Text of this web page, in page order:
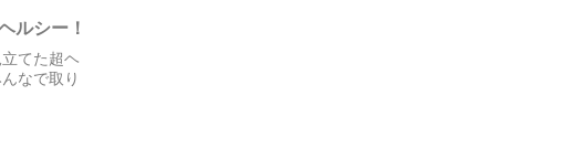
ルシー！
てた超ヘ
なで取り